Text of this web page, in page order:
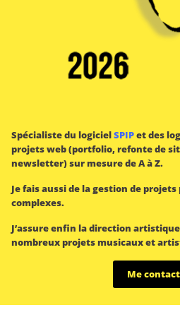
Spécialiste du logicielSPIPet des
projets web (portfolio, refonte de
newsletter) sur mesure de A à Z.
Je fais aussi de la gestion de
complexes.
J’assure enfin la direction
nombreux projets musicaux et
Me